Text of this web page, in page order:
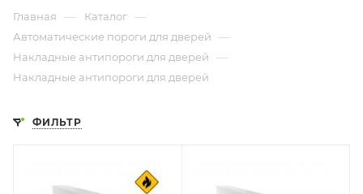
Главная — Каталог —
Автоматические пороги для дверей —
Накладные антипороги для дверей —
Накладные антипороги для дверей
ФИЛЬТР